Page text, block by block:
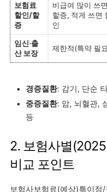
보험료
할인/할
증
비급여 많이 쓰면
할증, 적게 쓰면
인
임신·출
산 보장
제한적(특약 필
경증질환: 감기, 단순
중증질환: 암, 뇌혈관,
등
2. 보험사별
비교 포인트
보험사보험료(예상)특이점